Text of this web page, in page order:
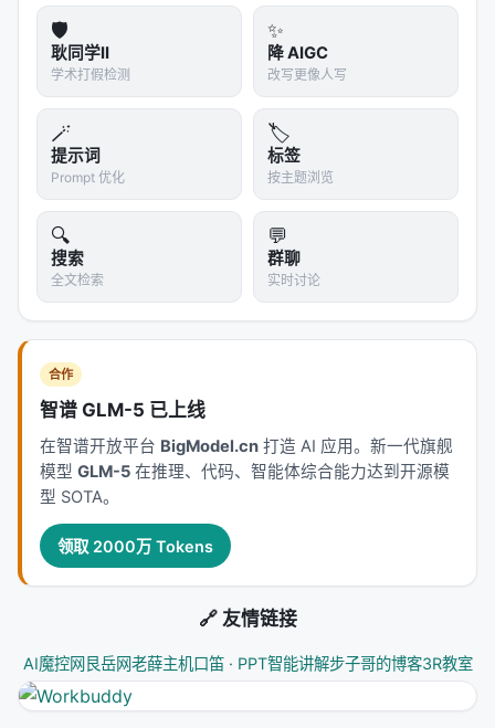
Commerce Search, Jan 2025…
Behavior-driven query similarity prediction bas
ed on pre-trained langu…
Better to Ask in English: Cross-Lingual Evaluati
on of Large Language M…
参考文献
原文：JMLR: Joint Medical LLM and Retrieval
Training for Enhancing Reasoning and
Professional Question Answering Capability,
深度分析附录
技术脉络定位
本工作处于
荐系统交叉地带。从系统视角看，它回应的是「如何
在 LLM 时代重新分配检索、排序、生成与工具调用的
斗：召回负责覆盖，精排负责判别，生成负责呈现；
而 LLM 时代的新增变量是推理预算
否检索、检索几次、调用何种工具）。
相关工作纵览
🛡️
耿同学II
学术打假检测
✨
降 AIGC
改写更像人写
🪄
提示词
Prompt 优化
🏷️
标签
按主题浏览
🔍
搜索
全文检索
💬
群聊
实时讨论
合作
智谱 GLM-5 已上线
在智谱开放平台 BigModel.cn 打造 AI 应用。新一代旗舰
模型 GLM-5 在推理、代码、智能体综合能力达到开源模
型 SOTA。
领取 2000万 Tokens
🔗 友情链接
AI魔控网 艮岳网老薛主机口笛 · PPT智能讲解步子哥的博客3R教室